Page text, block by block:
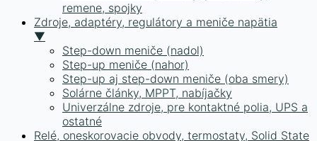
remene, spojky
Zdroje, adaptéry, regulátory a meniče napätia
▼
Step-down meniče (nadol)
Step-up meniče (nahor)
Step-up aj step-down meniče (oba smery)
Solárne články, MPPT, nabíjačky
Univerzálne zdroje, pre kontaktné polia, UPS a
ostatné
Relé, oneskorovacie obvody, termostaty, Solid State